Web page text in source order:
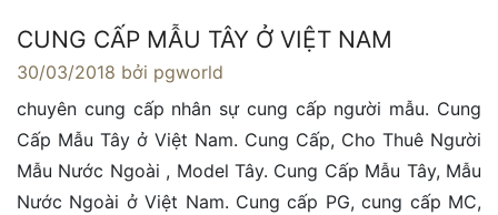
CUNG CẤP MẪU TÂY Ở VIỆT NAM
30/03/2018 bởi pgworld
chuyên cung cấp nhân sự cung cấp người mẫu. Cung
Cấp Mẫu Tây ở Việt Nam. Cung Cấp, Cho Thuê Người
Mẫu Nước Ngoài , Model Tây. Cung Cấp Mẫu Tây, Mẫu
Nước Ngoài ở Việt Nam. Cung cấp PG, cung cấp MC,